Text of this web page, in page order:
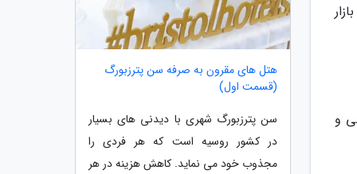
ملی و
هتل های مقرون به صرفه سن پترزبورگ
(قسمت اول)
سن پترزبورگ شهری با دیدنی های بسیار
در کشور روسیه است که هر فردی را
مجذوب خود می نماید. کاهش هزینه در هر